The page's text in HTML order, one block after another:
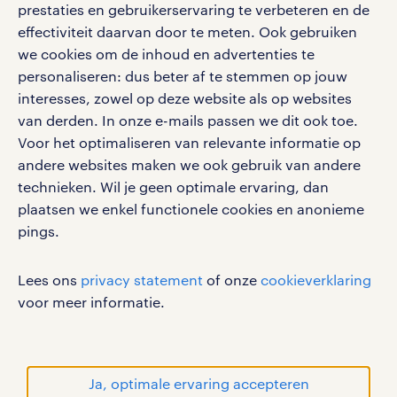
prestaties en gebruikerservaring te verbeteren en de
effectiviteit daarvan door te meten. Ook gebruiken
we cookies om de inhoud en advertenties te
personaliseren: dus beter af te stemmen op jouw
interesses, zowel op deze website als op websites
van derden. In onze e-mails passen we dit ook toe.
Voor het optimaliseren van relevante informatie op
andere websites maken we ook gebruik van andere
technieken. Wil je geen optimale ervaring, dan
plaatsen we enkel functionele cookies en anonieme
pings.
Lees ons privacy statement of onze cookieverklaring
voor meer informatie.
Ja, optimale ervaring accepteren
Volg ons voor de leukste content omtrent
vacatures, solliciteren en inspiratie.
werken bij randstad
gebruikersvoorwaarden
privacystatement
cookies
handelsmerken van Randstad N.V.